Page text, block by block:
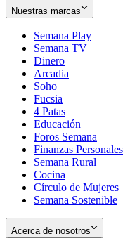
Nuestras marcas
Semana Play
Semana TV
Dinero
Arcadia
Soho
in
new
window
Fucsia
in
new
window
4 Patas
Educación
Foros Semana
Finanzas Personales
Semana Rural
Cocina
Círculo de Mujeres
Semana Sostenible
Acerca de nosotros